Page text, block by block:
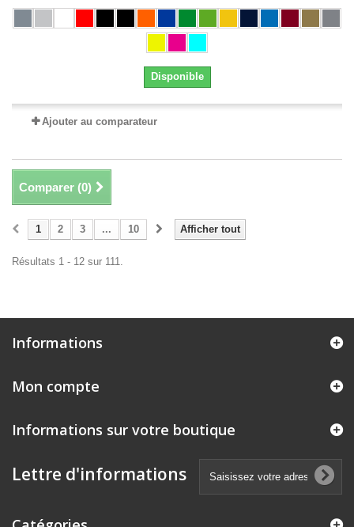
Disponible
Ajouter au comparateur
Comparer (0)
Afficher tout
1 2 3 ... 10
Résultats 1 - 12 sur 111.
Informations
Mon compte
Informations sur votre boutique
Lettre d'informations